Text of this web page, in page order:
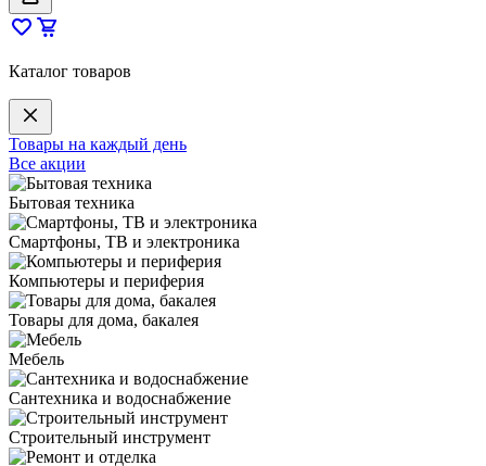
Каталог товаров
Товары на каждый день
Все акции
Бытовая техника
Смартфоны, ТВ и электроника
Компьютеры и периферия
Товары для дома, бакалея
Мебель
Сантехника и водоснабжение
Строительный инструмент